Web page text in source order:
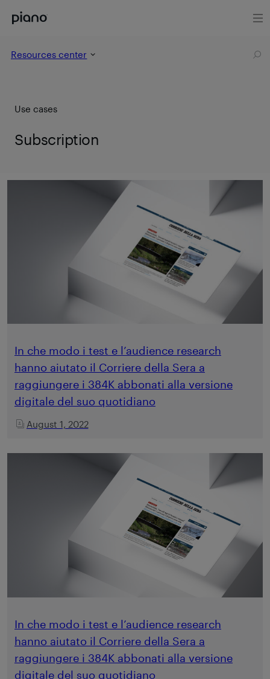
Resources center
Use cases
Subscription
In che modo i test e l’audience research
hanno aiutato il Corriere della Sera a
raggiungere i 384K abbonati alla versione
digitale del suo quotidiano
August 1, 2022
In che modo i test e l’audience research
hanno aiutato il Corriere della Sera a
raggiungere i 384K abbonati alla versione
digitale del suo quotidiano